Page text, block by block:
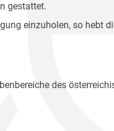
gestattet.
einzuholen, so hebt
des